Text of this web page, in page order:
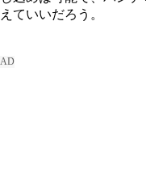
えていいだろう。